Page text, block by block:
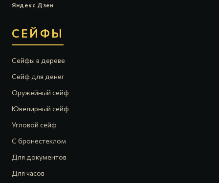
Яндекс Дзен
СЕЙФЫ
Сейфы в дереве
Сейф для денег
Оружейный сейф
Ювелирный сейф
Угловой сейф
С бронестеклом
Для документов
Для часов